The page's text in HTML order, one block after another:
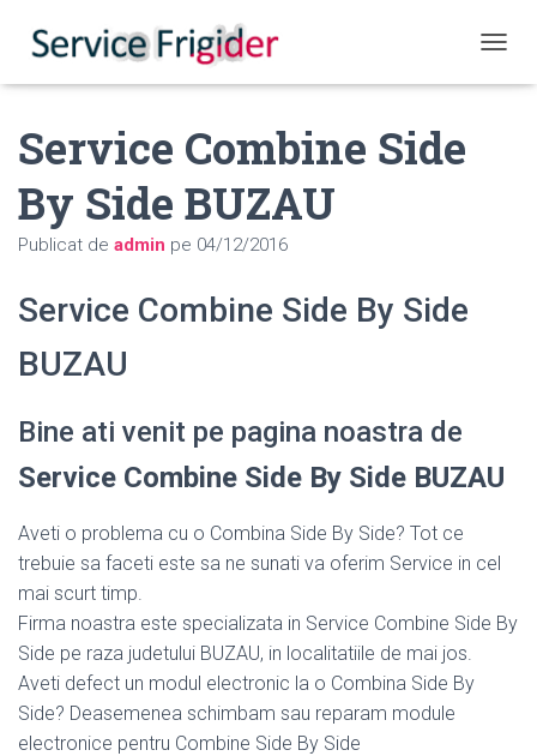
Service Combine Side
By Side BUZAU
Publicat de admin pe 04/12/2016
Service Combine Side By Side
BUZAU
Bine ati venit pe pagina noastra de
Service Combine Side By Side BUZAU
Aveti o problema cu o Combina Side By Side? Tot ce
trebuie sa faceti este sa ne sunati va oferim Service in cel
mai scurt timp.
Firma noastra este specializata in Service Combine Side By
Side pe raza judetului BUZAU, in localitatiile de mai jos.
Aveti defect un modul electronic la o Combina Side By
Side? Deasemenea schimbam sau reparam module
electronice pentru Combine Side By Side